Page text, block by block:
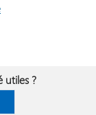
utiles ?